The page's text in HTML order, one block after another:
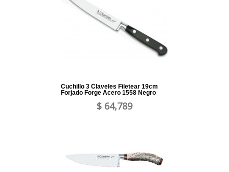
Cuchillo 3 Claveles Filetear 19cm
Forjado Forge Acero 1558 Negro
$ 64,789